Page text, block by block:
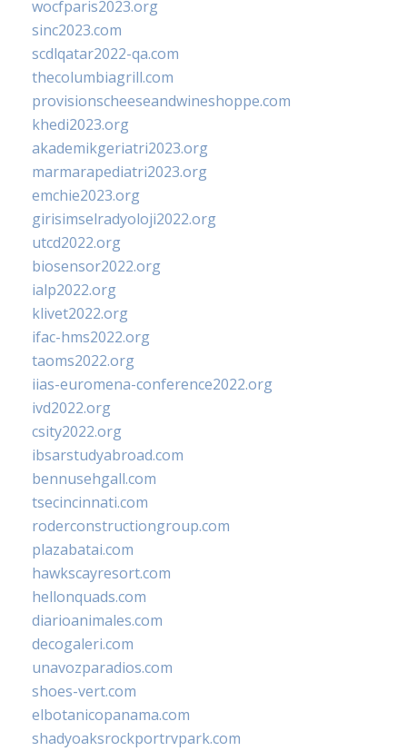
wocfparis2023.org
sinc2023.com
scdlqatar2022-qa.com
thecolumbiagrill.com
provisionscheeseandwineshoppe.com
khedi2023.org
akademikgeriatri2023.org
marmarapediatri2023.org
emchie2023.org
girisimselradyoloji2022.org
utcd2022.org
biosensor2022.org
ialp2022.org
klivet2022.org
ifac-hms2022.org
taoms2022.org
iias-euromena-conference2022.org
ivd2022.org
csity2022.org
ibsarstudyabroad.com
bennusehgall.com
tsecincinnati.com
roderconstructiongroup.com
plazabatai.com
hawkscayresort.com
hellonquads.com
diarioanimales.com
decogaleri.com
unavozparadios.com
shoes-vert.com
elbotanicopanama.com
shadyoaksrockportrvpark.com